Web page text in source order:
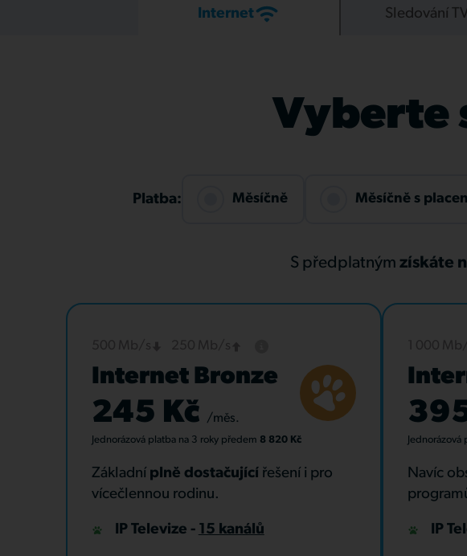
Internet Sledování TV
Vyberte
Platba: Měsíčně Měsíčně s
S předplatným získáte
Internet Bronze
245 Kč /měs.
Jednorázová platba na 3 rokypředem 8 820 Kč
Základní plně dostačující řešení i pro
vícečlennou rodinu.
IP Televize - 15 kanálů
Jednorázová
Navíc
IP